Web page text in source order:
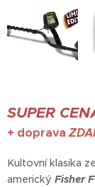
SUPER
+ doprava
Kultovní klasika
americký Fisher